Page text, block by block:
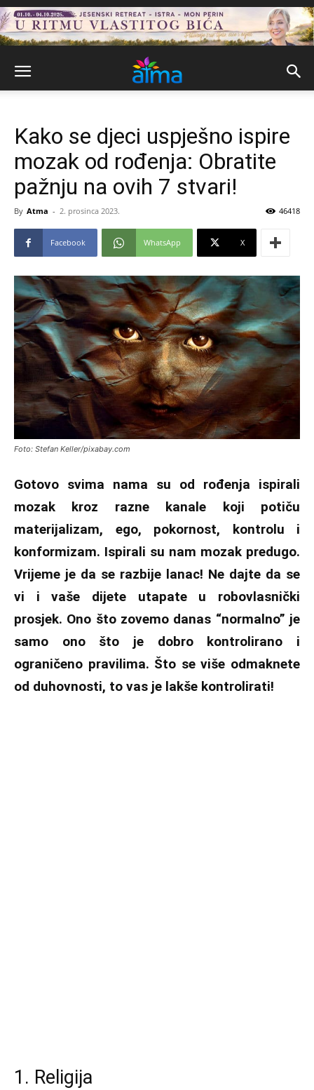
Kako se djeci uspješno ispire
mozak od rođenja: Obratite
pažnju na ovih 7 stvari!
By Atma - 2. prosinca 2023. 46418
Facebook WhatsApp X
Foto: Stefan Keller/pixabay.com
Gotovo svima nama su od rođenja ispirali
mozak kroz razne kanale koji potiču
materijalizam, ego, pokornost, kontrolu i
konformizam. Ispirali su nam mozak predugo.
Vrijeme je da se razbije lanac! Ne dajte da se
vi i vaše dijete utapate u robovlasnički
prosjek. Ono što zovemo danas “normalno” je
samo ono što je dobro kontrolirano i
ograničeno pravilima. Što se više odmaknete
od duhovnosti, to vas je lakše kontrolirati!
1. Religija